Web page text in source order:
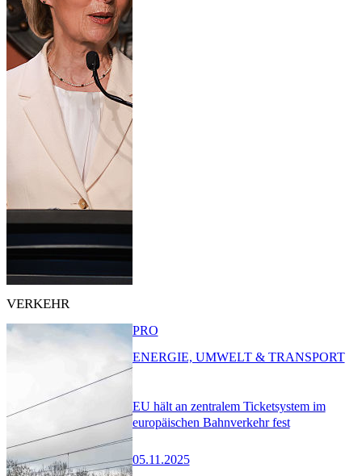
VERKEHR
EU hält an zentralem Ticketsystem im
europäischen Bahnverkehr fest
05.11.2025
PRO
ENERGIE, UMWELT & TRANSPORT